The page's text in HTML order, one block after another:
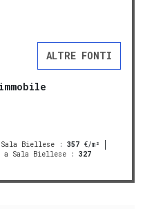
ALTRE FONTI
Biellese : 357 €/m²
a Sala Biellese : 327